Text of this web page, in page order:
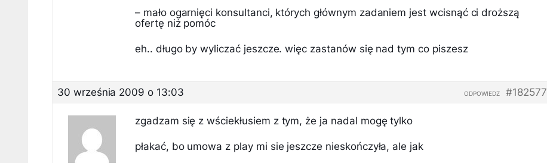
– mało ogarnięci konsultanci, których głównym zadaniem jest wcisnąć ci droższą
ofertę niż pomóc
eh.. długo by wyliczać jeszcze. więc zastanów się nad tym co piszesz
30 września 2009 o 13:03 #182577
ODPOWIEDZ
zgadzam się z wściekłusiem z tym, że ja nadal mogę tylko
płakać, bo umowa z play mi sie jeszcze nieskończyła, ale jak